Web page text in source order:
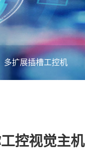
多扩展插槽工控机
控视觉主机